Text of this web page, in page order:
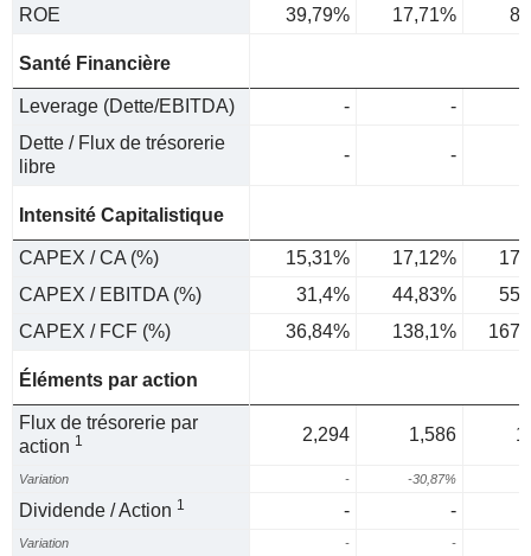
ROE
39,79% 17,71%
Santé Financière
Leverage (Dette/EBITDA) -
-
Dette / Flux de trésorerie
libre
- -
Intensité Capitalistique
CAPEX / CA (%) 15,31% 17,12%
CAPEX / EBITDA (%)
31,4% 44,83%
CAPEX / FCF (%)
36,84% 138,1%
Éléments par action
Flux de trésorerie par
action 1 2,294 1,586
Variation - -30,87%
Dividende / Action 1 - -
Variation - -